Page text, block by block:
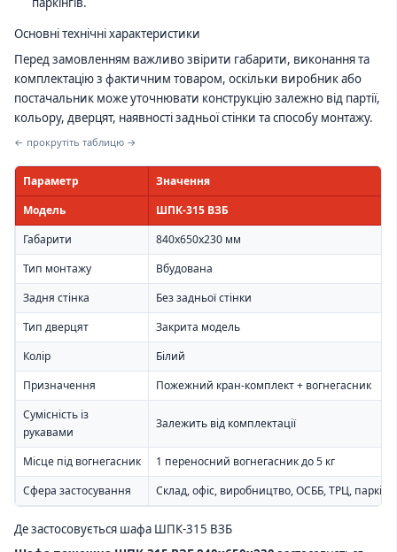
Основні технічні характеристики
Перед замовленням важливо звірити габарити, виконання та
комплектацію з фактичним товаром, оскільки виробник або
постачальник може уточнювати конструкцію залежно від партії,
кольору, дверцят, наявності задньої стінки та способу монтажу.
← прокрутіть таблицю →
Параметр
Значення
Модель
ШПК-315 ВЗБ
Габарити
840х650х230 мм
Тип монтажу
Вбудована
Задня стінка
Без задньої стінки
Тип дверцят
Закрита модель
Колір
Білий
Призначення
Пожежний кран-комплект + вогнегасник
Сумісність із
рукавами
Залежить від комплектації
Місце під вогнегасник
1 переносний вогнегасник до 5 кг
Сфера застосування
Склад, офіс, виробництво, ОСББ, ТРЦ, паркінг
Де застосовується шафа ШПК-315 ВЗБ